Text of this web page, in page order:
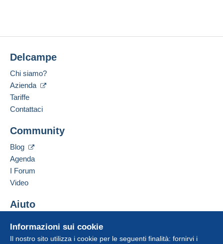
Informazioni sui cookie
Il nostro sito utilizza i cookie per le seguenti finalità: fornirvi i
Delcampe
Chi siamo?
Azienda
Tariffe
Contattaci
Community
Blog
Agenda
I Forum
Video
Aiuto
Acquistare su Delcampe